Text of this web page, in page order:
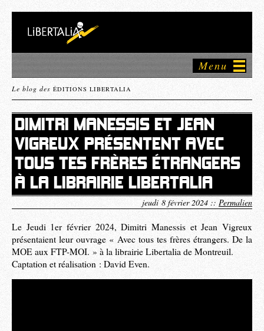
Menu
Le blog des ÉDITIONS LIBERTALIA
DIMITRI MANESSIS ET JEAN
VIGREUX PRÉSENTENT AVEC
TOUS TES FRÈRES ÉTRANGERS
À LA LIBRAIRIE LIBERTALIA
jeudi 8 février 2024 :: Permalien
Le Jeudi 1er février 2024, Dimitri Manessis et Jean Vigreux
présentaient leur ouvrage « Avec tous tes frères étrangers. De la
MOE aux FTP-MOI. » à la librairie Libertalia de Montreuil.
Captation et réalisation : David Even.